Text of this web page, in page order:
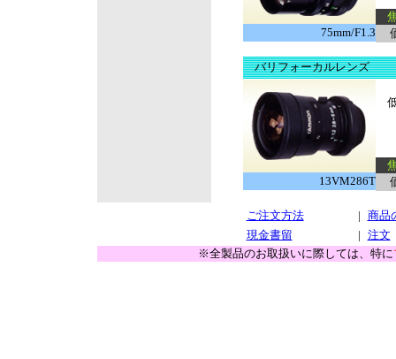
75mm/F1.3
バリフォーカルレンズ
13VM286T
ご注文方法 | 商品
現金書留
| 注文
※全製品のお取扱いに際しては、特に